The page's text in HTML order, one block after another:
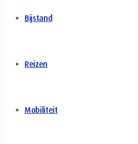
Bijstand
Reizen
Mobiliteit